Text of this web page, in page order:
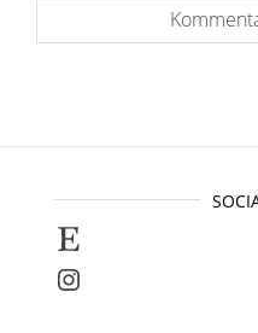
Selbstgenähte
Instagram